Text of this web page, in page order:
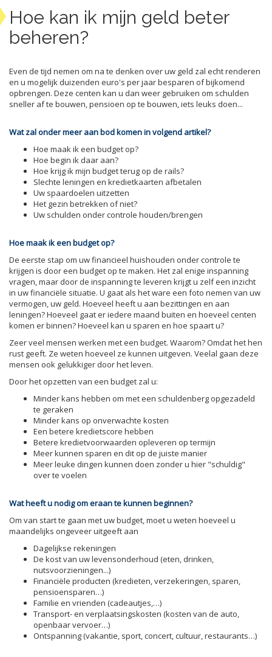
Hoe kan ik mijn geld beter
beheren?
Even de tijd nemen om na te denken over uw geld zal echt renderen
en u mogelijk duizenden euro's per jaar besparen of bijkomend
opbrengen. Deze centen kan u dan weer gebruiken om schulden
sneller af te bouwen, pensioen op te bouwen iets leuks doen...
Wat zal onder meer aan bod komen in volgend artikel?
Hoe maak ik een budget op?
Hoe begin ik daar aan?
Hoe krijg ik mijn budget terug op de rails?
Slechte leningen en kredietkaarten afbetalen
Uw spaardoelen uitzetten
Het gezin betrekken of niet?
Uw schulden onder controle houden/brengen
Hoe maak ik een budget op?
De eerste stap om uw financieel huishouden onder controle te
krijgen is door een budget op te maken. Het zal enige inspanning
vragen, maar door de inspanning te leveren krijgt u zelf een inzicht
in uw financiële situatie. U gaat als het ware een foto nemen van uw
vermogen, uw geld. Hoeveel heeft u aan bezittingen en aan
leningen? Hoeveel gaat er iedere maand buiten en hoeveel centen
komen er binnen? Hoeveel kan u sparen en hoe spaart u?
Zeer veel mensen werken met een budget. Waarom? Omdat het hen
rust geeft. Ze weten hoeveel ze kunnen uitgeven. Veelal gaan deze
mensen ook gelukkiger door het leven.
Door het opzetten van een budget zal u:
Minder kans hebben om met een schuldenberg opgezadeld
te geraken
Minder kans op onverwachte kosten
Een betere kredietscore hebben
Betere kredietvoorwaarden opleveren op termijn
Meer kunnen sparen en dit op de juiste manier
Meer leuke dingen kunnen doen zonder u hier "schuldig"
over te voelen
Wat heeft u nodig om eraan te kunnen beginnen?
Om van start te gaan met uw budget, moet u weten hoeveel u
maandelijks ongeveer uitgeeft aan
Dagelijkse rekeningen
De kost van uw levensonderhoud (eten, drinken,
nutsvoorzieningen...)
Financiële producten (kredieten, verzekeringen, sparen,
pensioensparen…)
Familie en vrienden (cadeautjes,…)
Transport- en verplaatsingskosten (kosten van de auto,
openbaar vervoer…)
Ontspanning (vakantie, sport, concert, cultuur, restaurants…)